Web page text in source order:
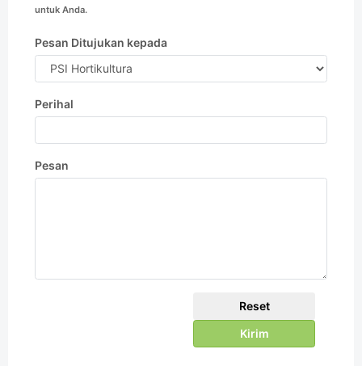
untuk Anda.
Pesan Ditujukan kepada
Perihal
Pesan